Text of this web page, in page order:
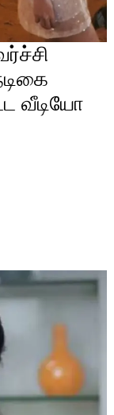
வீடியோ